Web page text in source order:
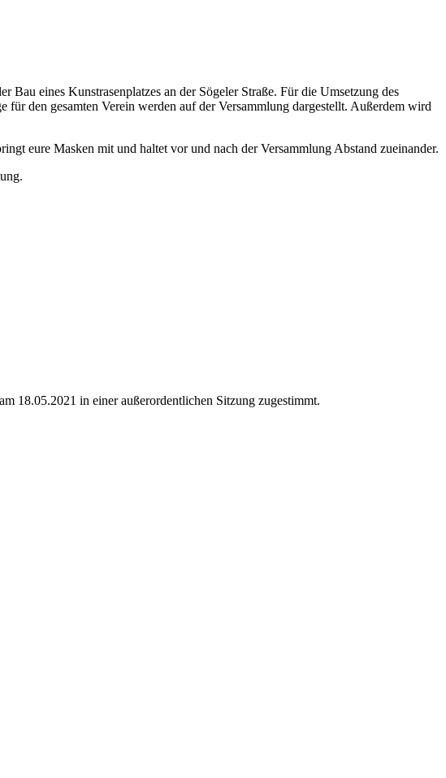
eines Kunstrasenplatzes an der Sögeler Straße. Für die Umsetzung des
den gesamten Verein werden auf der Versammlung dargestellt. Außerdem wird
eure Masken mit und haltet vor und nach der Versammlung Abstand zueinander.
18.05.2021 in einer außerordentlichen Sitzung zugestimmt.